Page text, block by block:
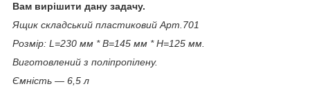
Вам вирішити дану задачу.
Ящик складський пластиковий Арт.701
Розмір: L=230 мм * B=145 мм * H=125 мм.
Виготовлений з поліпропілену.
Ємність ― 6,5 л